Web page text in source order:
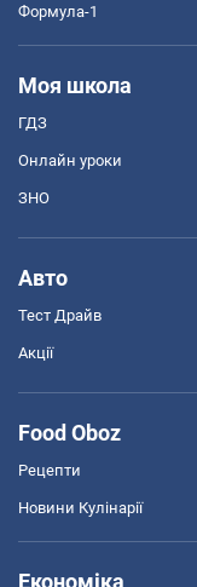
Формула-1
Моя школа
ГДЗ
Онлайн уроки
ЗНО
Авто
Тест Драйв
Акції
Food Oboz
Рецепти
Новини Кулінарії
Економіка